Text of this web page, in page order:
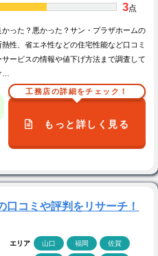
3点
った？悪かった？サン・プラザホームの
性、省エネ性などの住宅性能など口コミ
ービスの情報や値下げ方法まで調査して
…
工務店の詳細をチェック！
もっと詳しく見る
口コミや評判をリサーチ！
エリア 山口 福岡 佐賀